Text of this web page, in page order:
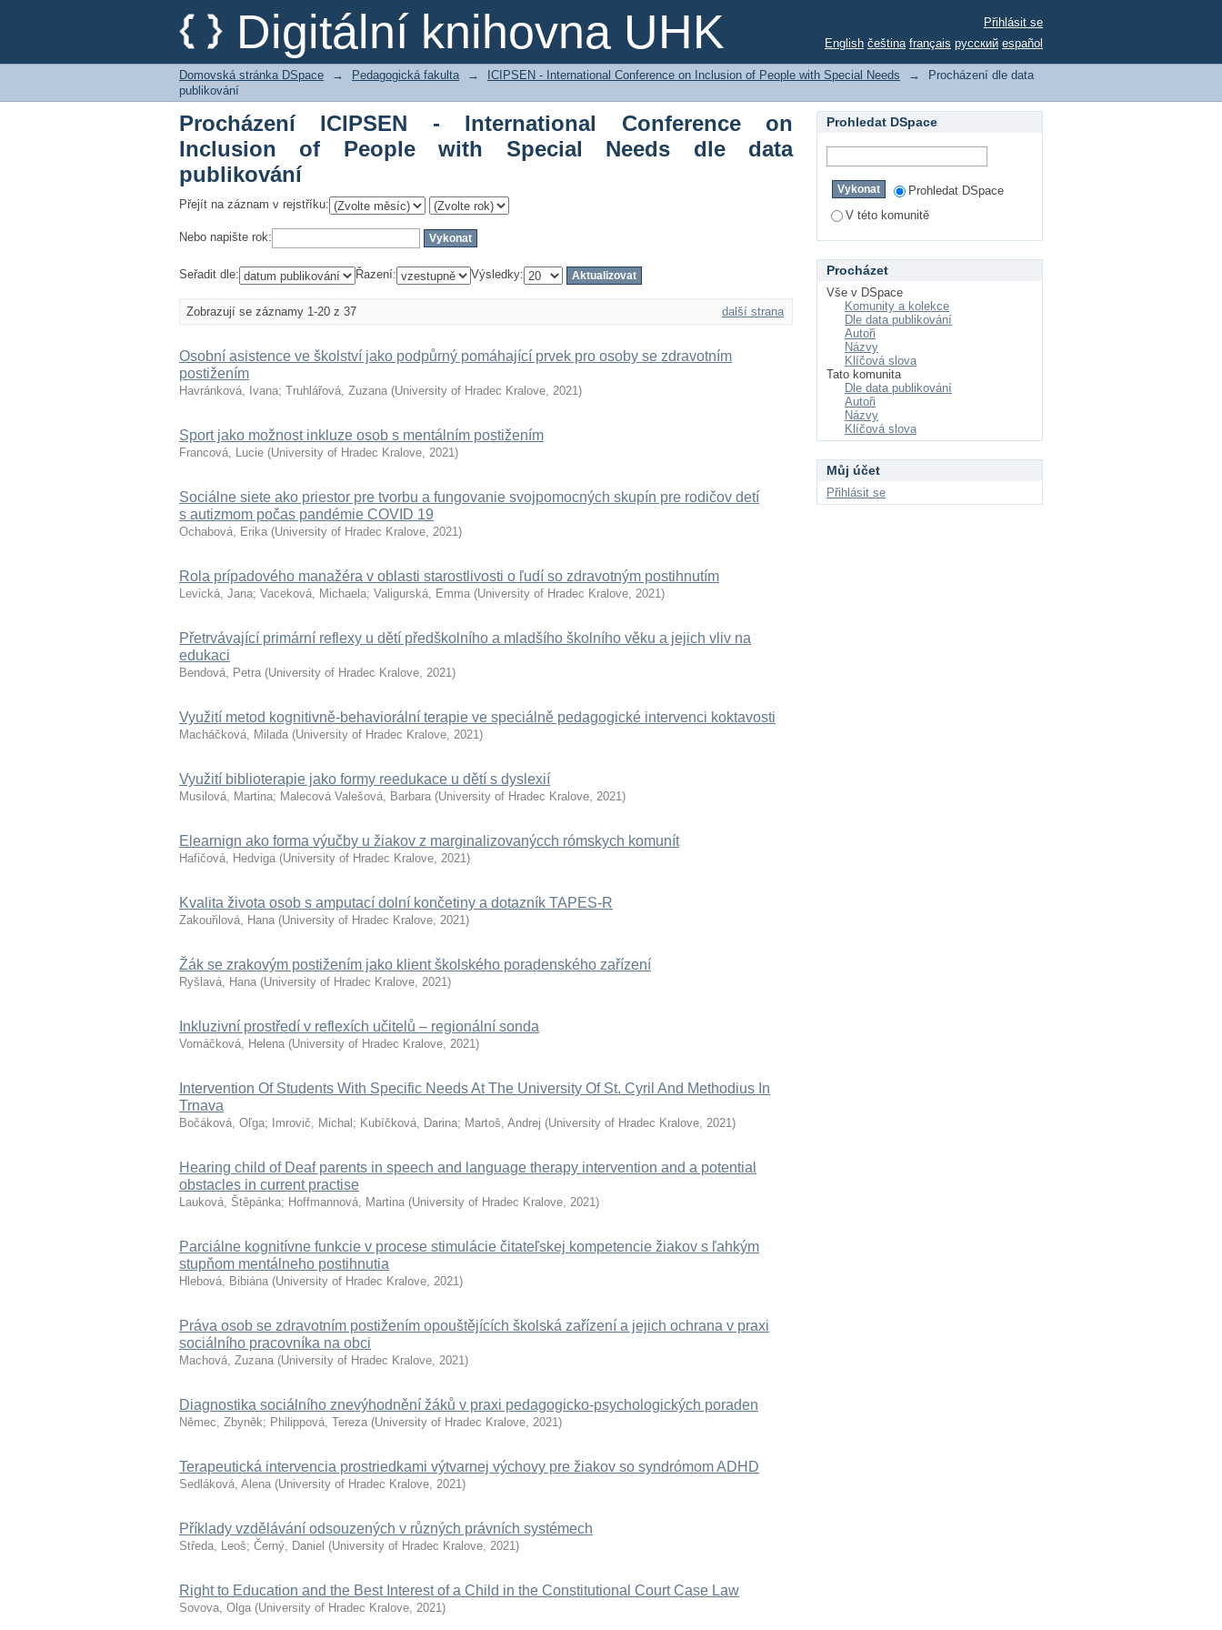
Digitální knihovna UHK
Procházení ICIPSEN - International Conference on Inclusion of People with Special
Needs dle data publikování
Přihlásit se
English čeština français русский español
Domovská stránka DSpace → Pedagogická fakulta → ICIPSEN - International Conference on Inclusion of People with Special Needs →
Procházení dle data
publikování
Procházení ICIPSEN - International Conference on
Inclusion of People with Special Needs dle data
publikování
Přejít na záznam v rejstříku:
Nebo napište rok:
Seřadit dle: Řazení: Výsledky:
Zobrazují se záznamy 1-20 z 37 další strana
Osobní asistence ve školství jako podpůrný pomáhající prvek pro osoby se zdravotním
postižením
Havránková, Ivana; Truhlářová, Zuzana (University of Hradec Kralove, 2021)
Sport jako možnost inkluze osob s mentálním postižením
Francová, Lucie (University of Hradec Kralove, 2021)
Sociálne siete ako priestor pre tvorbu a fungovanie svojpomocných skupín pre rodičov detí
s autizmom počas pandémie COVID 19
Ochabová, Erika (University of Hradec Kralove, 2021)
Rola prípadového manažéra v oblasti starostlivosti o ľudí so zdravotným postihnutím
Levická, Jana; Vaceková, Michaela; Valigurská, Emma (University of Hradec Kralove, 2021)
Přetrvávající primární reflexy u dětí předškolního a mladšího školního věku a jejich vliv na
edukaci
Bendová, Petra (University of Hradec Kralove, 2021)
Využití metod kognitivně-behaviorální terapie ve speciálně pedagogické intervenci koktavosti
Macháčková, Milada (University of Hradec Kralove, 2021)
Využití biblioterapie jako formy reedukace u dětí s dyslexií
Musilová, Martina; Malecová Valešová, Barbara (University of Hradec Kralove, 2021)
Elearnign ako forma výučby u žiakov z marginalizovanýcch rómskych komunít
Hafičová, Hedviga (University of Hradec Kralove, 2021)
Kvalita života osob s amputací dolní končetiny a dotazník TAPES-R
Zakouřilová, Hana (University of Hradec Kralove, 2021)
Žák se zrakovým postižením jako klient školského poradenského zařízení
Ryšlavá, Hana (University of Hradec Kralove, 2021)
Inkluzivní prostředí v reflexích učitelů – regionální sonda
Vomáčková, Helena (University of Hradec Kralove, 2021)
Intervention Of Students With Specific Needs At The University Of St. Cyril And Methodius In
Trnava
Bočáková, Oľga; Imrovič, Michal ; Kubíčková, Darina; Martoš, Andrej (University of Hradec Kralove, 2021)
Hearing child of Deaf parents in speech and language therapy intervention and a potential
obstacles in current practise
Lauková, Štěpánka; Hoffmannová, Martina (University of Hradec Kralove, 2021)
Parciálne kognitívne funkcie v procese stimulácie čitateľskej kompetencie žiakov s ľahkým
stupňom mentálneho postihnutia
Hlebová, Bibiána (University of Hradec Kralove, 2021)
Práva osob se zdravotním postižením opouštějících školská zařízení a jejich ochrana v praxi
sociálního pracovníka na obci
Machová, Zuzana (University of Hradec Kralove, 2021)
Diagnostika sociálního znevýhodnění žáků v praxi pedagogicko-psychologických poraden
Němec, Zbyněk; Philippová, Tereza (University of Hradec Kralove, 2021)
Terapeutická intervencia prostriedkami výtvarnej výchovy pre žiakov so syndrómom ADHD
Sedláková, Alena (University of Hradec Kralove, 2021)
Příklady vzdělávání odsouzených v různých právních systémech
Středa, Leoš; Černý, Daniel (University of Hradec Kralove, 2021)
Right to Education and the Best Interest of a Child in the Constitutional Court Case Law
Sovova, Olga (University of Hradec Kralove, 2021)
Prohledat DSpace
Prohledat DSpace
V této komunitě
Procházet
Vše v DSpace
Komunity a kolekce
Dle data publikování
Autoři
Názvy
Klíčová slova
Tato komunita
Dle data publikování
Autoři
Názvy
Klíčová slova
Můj účet
Přihlásit se